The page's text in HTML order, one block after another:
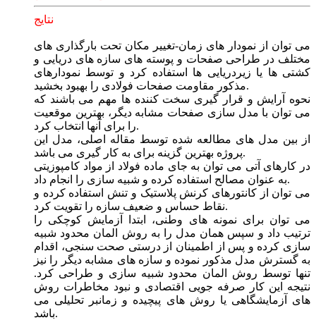
نتایج
می توان از نمودار های زمان-تغییر مکان تحت بارگذاری های
مختلف در طراحی صفحات و پوسته های سازه های دریایی و
کشتی ها یا زیردریایی ها استفاده کرد و توسط نمودارهای
مذکور مقاومت صفحات فولادی را بهبود بخشید.
نحوه آرایش و قرار گیری سخت کننده ها مهم می باشند که
می توان با مدل سازی صفحات مشابه دیگر، بهترین موقعیت
را برای آنها انتخاب کرد.
از بین مدل های مطالعه شده توسط مقاله اصلی، مدل این
پروژه بهترین گزینه برای به کار گیری می باشد.
در کارهای آتی می توان به جای ماده فولاد از مواد کامپوزیتی
به عنوان مصالح استفاده کرده و شبیه سازی را انجام داد.
می توان از کانتورهای کرنش پلاستیک و تنش استفاده کرده و
نقاط حساس و ضعیف سازه را تقویت کرد.
می توان برای نمونه های وطنی، ابتدا آزمایش کوچکی را
ترتیب داد و سپس همان مدل را به روش المان محدود شبیه
سازی کرده و پس از اطمینان از درستی صحت سنجی، اقدام
به گسترش مدل مذکور نموده و سازه های مشابه دیگر را نیز
تنها توسط روش المان محدود شبیه سازی و طراحی کرد.
نتیجه این کار صرفه جویی اقتصادی و نبود مخاطرات روش
های آزمایشگاهی یا روش های پیچیده و زمانبر تحلیلی می
باشد.